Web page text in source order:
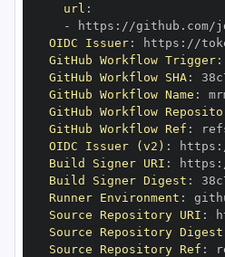
url :
-
https : //github.com/
OIDC Issuer: https :
GitHub Workflow Trigger:
GitHub Workflow SHA:
GitHub Workflow Name :
GitHub Workflow
GitHub Workflow Ref :
OIDC Issuer (v2) : https :
Build Signer URI : https :
Build Signer Digest :
Runner Environment :
Source Repository URI :
Source Repository Digest
Source Repository Ref :